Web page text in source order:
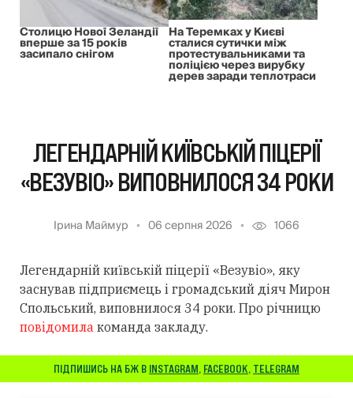
Столицю Нової Зеландії
вперше за 15 років
засипало снігом
На Теремках у Києві
сталися сутички між
протестувальниками та
поліцією через вирубку
дерев заради теплотраси
ЛЕГЕНДАРНІЙ КИЇВСЬКІЙ ПІЦЕРІЇ
«ВЕЗУВІО» ВИПОВНИЛОСЯ 34 РОКИ
Ірина Маймур 06 серпня 2026 1066
Легендарній київській піцерії «Везувіо», яку
заснував підприємець і громадський діяч Мирон
Спольський, виповнилося 34 роки. Про річницю
повідомила команда закладу.
ПІДПИШИСЬ НА БЖ В INSTAGRAM, FACEBOOK, TELEGRAM